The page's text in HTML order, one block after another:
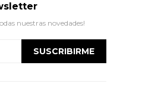
nuestras novedades!
SUSCRIBIRME